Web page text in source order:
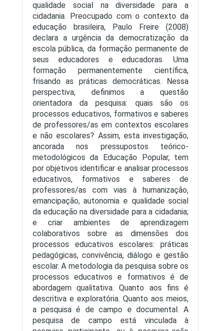
qualidade social na diversidade para a
cidadania. Preocupado com o contexto da
educação brasileira, Paulo Freire (2008)
declara a urgência da democratização da
escola pública, da formação permanente de
seus educadores e educadoras. Uma
formação permanentemente científica,
frisando as práticas democráticas. Nessa
perspectiva, definimos a questão
orientadora da pesquisa: quais são os
processos educativos, formativos e saberes
de professores/as em contextos escolares
e não escolares? Assim, esta investigação,
ancorada nos pressupostos teórico-
metodológicos da Educação Popular, tem
por objetivos identificar e analisar processos
educativos, formativos e saberes de
professores/as com vias à humanização,
emancipação, autonomia e qualidade social
da educação na diversidade para a cidadania;
e criar ambientes de aprendizagem
colaborativos sobre as dimensões dos
processos educativos escolares: práticas
pedagógicas, convivência, diálogo e gestão
escolar. A metodologia da pesquisa sobre os
processos educativos e formativos é de
abordagem qualitativa. Quanto aos fins é
descritiva e exploratória. Quanto aos meios,
a pesquisa é de campo e documental. A
pesquisa de campo está vinculada à